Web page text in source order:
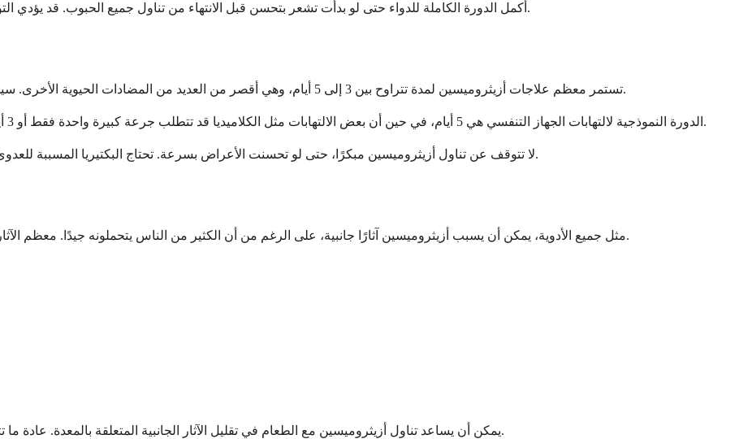
أكمل الدورة الكاملة للدواء حتى لو بدأت تشعر بتحسن قبل الانتهاء من تناول جميع الحبوب. قد يؤدي التوقف المبكر إلى عودة البكتيريا وربما تصبح مقاومة للمضاد الحيوي.
تستمر معظم علاجات أزيثروميسين لمدة تتراوح بين 3 إلى 5 أيام، وهي أقصر من العديد من المضادات الحيوية الأخرى. سيحدد طبيبك المدة الدقيقة بناءً على العدوى المحددة وسجلّك الطبي.
الدورة النموذجية لالتهابات الجهاز التنفسي هي 5 أيام، في حين أن بعض الالتهابات مثل الكلاميديا ​​قد تتطلب جرعة كبيرة واحدة فقط أو 3 أيام من العلاج. قد تتطلب الالتهابات الأكثر تعقيدًا فترات علاج أطول.
لا تتوقف عن تناول أزيثروميسين مبكرًا، حتى لو تحسنت الأعراض بسرعة. تحتاج البكتيريا المسببة للعدوى إلى الدورة الكاملة من الدواء ليتم القضاء عليها تمامًا من جسمك.
مثل جميع الأدوية، يمكن أن يسبب أزيثروميسين آثارًا جانبية، على الرغم من أن الكثير من الناس يتحملونه جيدًا. معظم الآثار الجانبية خفيفة وتزول من تلقاء نفسها مع تكيف الجسم مع الدواء.
يمكن أن يساعد تناول أزيثروميسين مع الطعام في تقليل الآثار الجانبية المتعلقة بالمعدة. عادة ما تتحسن هذه الأعراض في غضون يوم أو يومين من الانتهاء من الدواء.